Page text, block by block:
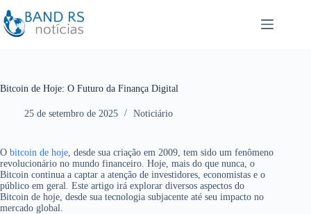
u
r
a
t
e
ú
d
o
Bitcoin de Hoje: O Futuro da Finança Digital
25 de setembro de 2025 Noticiário
O bitcoin de hoje, desde sua criação em 2009, tem sido um fenômeno
revolucionário no mundo financeiro. Hoje, mais do que nunca, o
Bitcoin continua a captar a atenção de investidores, economistas e o
público em geral. Este artigo irá explorar diversos aspectos do
Bitcoin de hoje, desde sua tecnologia subjacente até seu impacto no
mercado global.